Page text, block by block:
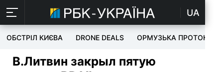
UA
ОБСТРІЛ КИЄВА DRONE DEALS ОРМУЗЬКА ПРОТОКА
В.Литвин закрыл пятую